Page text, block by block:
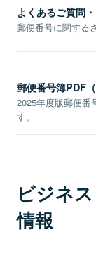
よくあるご質問
郵便番号に関する
郵便番号簿PDF
2025年度版郵便番
す。
ビジネ
情報